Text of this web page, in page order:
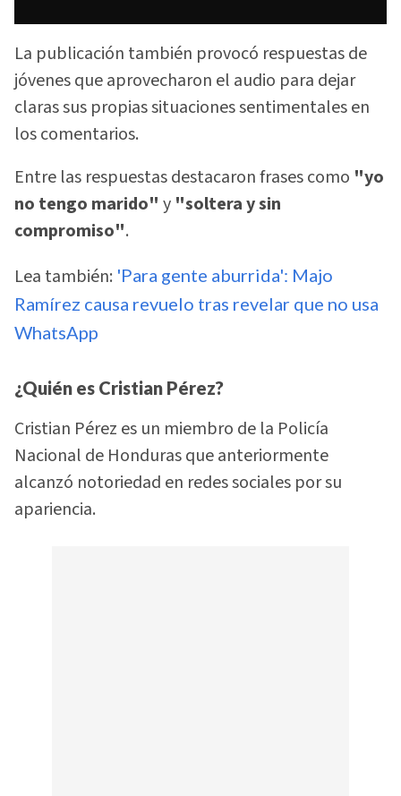
La publicación también provocó respuestas de
jóvenes que aprovecharon el audio para dejar
claras sus propias situaciones sentimentales en
los comentarios.
Entre las respuestas destacaron frases como "yo
no tengo marido" y "soltera y sin
compromiso".
Lea también: 'Para gente aburrida': Majo
Ramírez causa revuelo tras revelar que no usa
WhatsApp
¿Quién es Cristian Pérez?
Cristian Pérez es un miembro de la Policía
Nacional de Honduras que anteriormente
alcanzó notoriedad en redes sociales por su
apariencia.